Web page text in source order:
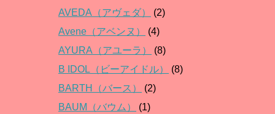
AVEDA（アヴェダ）
(2)
Avene（アベンヌ）
(4)
AYURA（アユーラ）
(8)
B IDOL（ビーアイドル）
(8)
BARTH（バース）
(2)
BAUM（バウム）
(1)